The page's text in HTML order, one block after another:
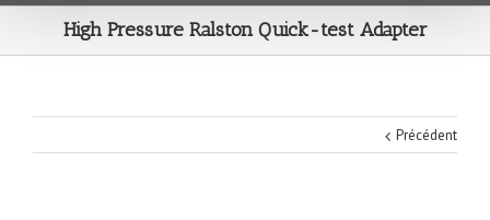
High Pressure Ralston Quick-test Adapter
Précédent